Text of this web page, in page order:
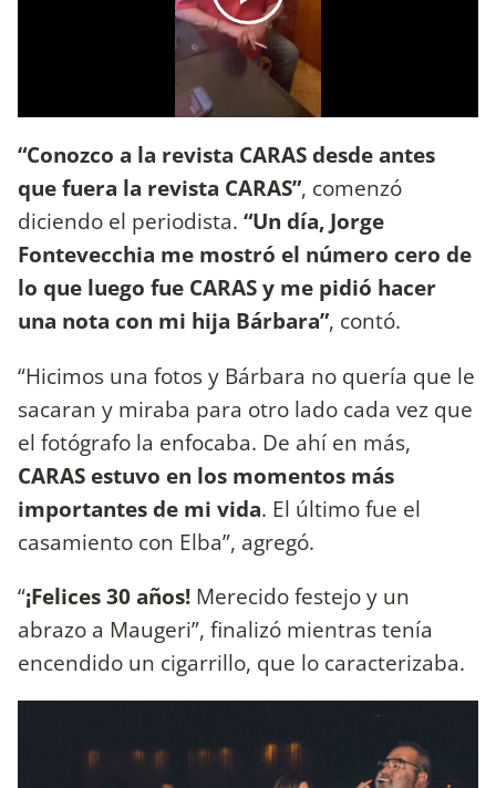
“Conozco a la revista CARAS desde antes
que fuera la revista CARAS”, comenzó
diciendo el periodista. “Un día, Jorge
Fontevecchia me mostró el número cero de
lo que luego fue CARAS y me pidió hacer
una nota con mi hija Bárbara”, contó.
“Hicimos una fotos y Bárbara no quería que le
sacaran y miraba para otro lado cada vez que
el fotógrafo la enfocaba. De ahí en más,
CARAS estuvo en los momentos más
importantes de mi vida. El último fue el
casamiento con Elba”, agregó.
“¡Felices 30 años! Merecido festejo y un
abrazo a Maugeri”, finalizó mientras tenía
encendido un cigarrillo, que lo caracterizaba.